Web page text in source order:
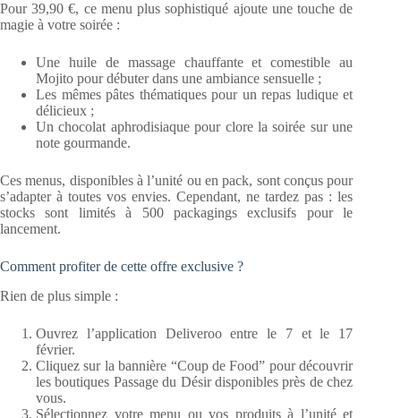
Pour 39,90 €, ce menu plus sophistiqué ajoute une touche de
magie à votre soirée :
Une huile de massage chauffante et comestible au
Mojito pour débuter dans une ambiance sensuelle ;
Les mêmes pâtes thématiques pour un repas ludique et
délicieux ;
Un chocolat aphrodisiaque pour clore la soirée sur une
note gourmande.
Ces menus, disponibles à l’unité ou en pack, sont conçus pour
s’adapter à toutes vos envies. Cependant, ne tardez pas : les
stocks sont limités à 500 packagings exclusifs pour le
lancement.
Comment profiter de cette offre exclusive ?
Rien de plus simple :
Ouvrez l’application Deliveroo entre le 7 et le 17
février.
Cliquez sur la bannière “Coup de Food” pour découvrir
les boutiques Passage du Désir disponibles près de chez
vous.
Sélectionnez votre menu ou vos produits à l’unité et